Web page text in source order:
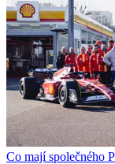
Co mají společného